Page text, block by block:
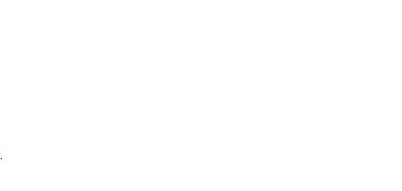
.